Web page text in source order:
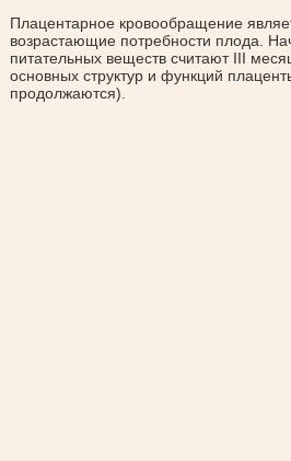
Плацентарное кровообращение
возрастающие потребности плода.
питательных веществ считают III
основных структур и функций
продолжаются).